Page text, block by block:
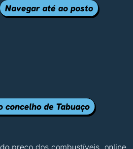
Navegar até ao posto
de Tabuaço
preço dos combustíveis, online